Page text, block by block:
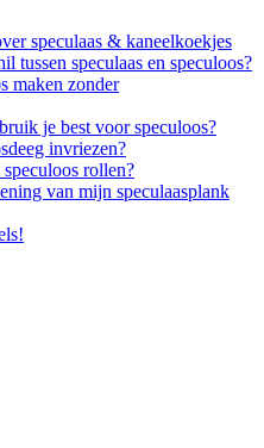
speculaas & kaneelkoekjes
tussen speculaas en speculoos?
maken zonder
je best voor speculoos?
invriezen?
rollen?
van mijn speculaasplank